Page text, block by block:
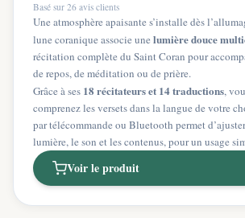
Basé sur 26 avis clients
Une atmosphère apaisante s’installe dès
lune coranique associe une lumière douce
récitation complète du Saint Coran pour
de repos, de méditation ou de prière.
Grâce à ses 18 récitateurs et 14 traductions,
comprenez les versets dans la langue de votre
par télécommande ou Bluetooth permet
lumière, le son et les contenus, pour un usage
Voir le produit